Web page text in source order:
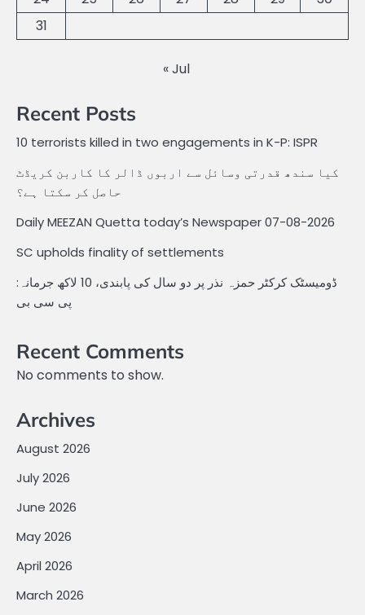
31
« Jul
Recent Posts
10 terrorists killed in two engagements in K-P: ISPR
کیا سندھ قدرتی وسائل سے اربوں ڈالر کا کاربن کریڈٹ
حاصل کر سکتا ہے؟
Daily MEEZAN Quetta today’s Newspaper 07-08-2026
SC upholds finality of settlements
ڈومیسٹک کرکٹر حمزہ نذر پر دو سال کی پابندی، 10 لاکھ جرمانہ:
پی سی بی
Recent Comments
No comments to show.
Archives
August 2026
July 2026
June 2026
May 2026
April 2026
March 2026